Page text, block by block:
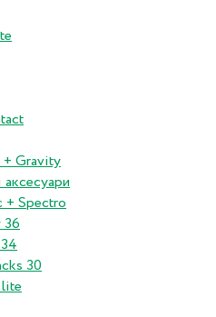
+ Gravity
аксесуари
+ Spectro
36
30
lite